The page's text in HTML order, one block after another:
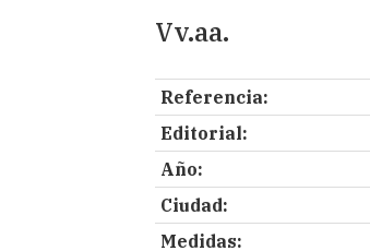
Vv.aa.
Referencia:
Editorial:
Año:
Ciudad:
Medidas: